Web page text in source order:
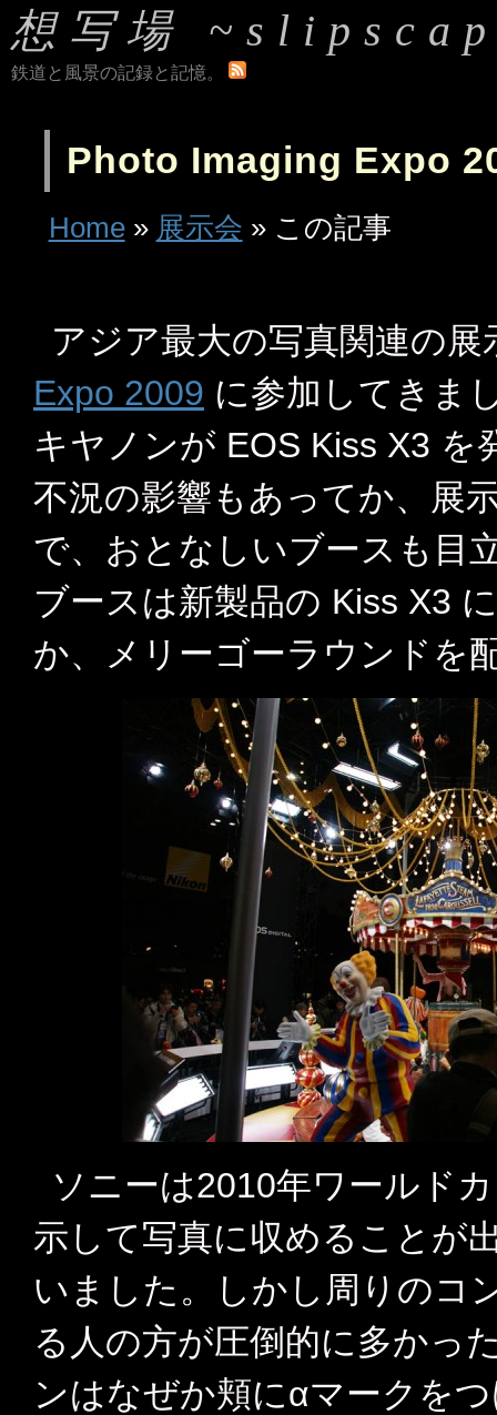
想写場
鉄道と風景の記録と記憶。
Photo Imaging Expo
Home» 展示会 » この記事
アジア最大の写真関連の展
Expo 2009 に参加してきま
キヤノンが EOS Kiss X3 を
不況の影響もあってか、展
で、おとなしいブースも目
ブースは新製品の Kiss X3
か、メリーゴーラウンドを
ソニーは2010年ワールド
示して写真に収めることが
いました。しかし周りのコ
る人の方が圧倒的に多かっ
ンはなぜか頬にαマークを